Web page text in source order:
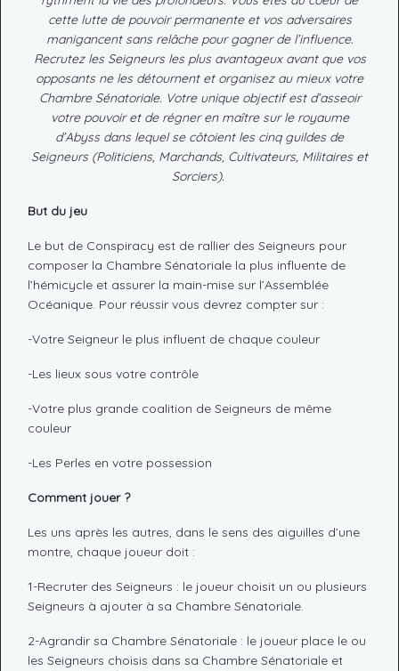
cette lutte de pouvoir permanente et vos adversaires
manigancent sans relâche pour gagner de l’influence.
Recrutez les Seigneurs les plus avantageux avant que vos
opposants ne les détournent et organisez au mieux votre
Chambre Sénatoriale. Votre unique objectif est d’asseoir
votre pouvoir et de régner en maître sur le royaume
d’Abyss dans lequel se côtoient les cinq guildes de
Seigneurs (Politiciens, Marchands, Cultivateurs, Militaires et
Sorciers).
But du jeu
Le but de Conspiracy est de rallier des Seigneurs pour
composer la Chambre Sénatoriale la plus influente de
l’hémicycle et assurer la main-mise sur l’Assemblée
Océanique. Pour réussir vous devrez compter sur :
-Votre Seigneur le plus influent de chaque couleur
-Les lieux sous votre contrôle
-Votre plus grande coalition de Seigneurs de même
couleur
-Les Perles en votre possession
Comment jouer ?
Les uns après les autres, dans le sens des aiguilles d’une
montre, chaque joueur doit :
1-Recruter des Seigneurs : le joueur choisit un ou plusieurs
Seigneurs à ajouter à sa Chambre Sénatoriale.
2-Agrandir sa Chambre Sénatoriale : le joueur place le ou
les Seigneurs choisis dans sa Chambre Sénatoriale et